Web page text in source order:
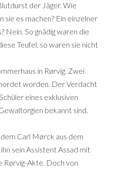
der Jäger. Wie
sie es machen? Ein einzelner
Nein. So gnädig waren die
Teufel, so waren sie nicht
in Rørvig. Zwei
worden. Der Verdacht
eines exklusiven
bekannt sind.
Carl Mørck aus dem
sein Assistent Assad mit
Rørvig-Akte. Doch von